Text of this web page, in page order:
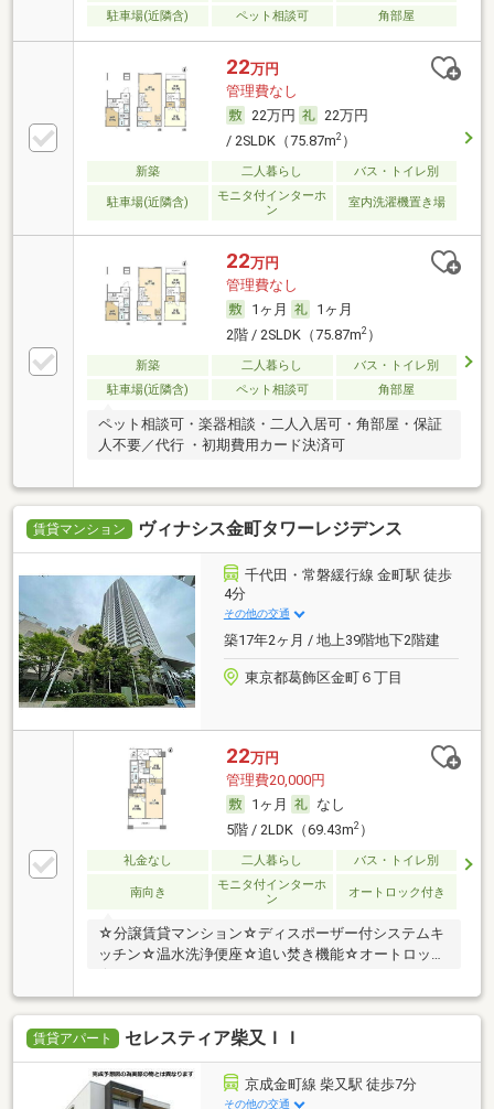
駐車場(近隣含)
ペット相談可 角部屋
22万円
管理費なし
22万円
22万円
/ 2SLDK（75.87m2）
新築 二人暮らし バス・トイレ別
駐車場(近隣含)
モニタ付インターホ
ン
室内洗濯機置き場
22万円
管理費なし
1ヶ月
1ヶ月
2階 / 2SLDK（75.87m2）
新築 二人暮らし
バス・トイレ別
駐車場(近隣含)
ペット相談可 角部屋
ペット相談可・楽器相談・二人入居可・角部屋・保証
人不要／代行 ・初期費用カード決済可
賃貸マンション ヴィナシス金町タワーレジデンス
千代田・常磐緩行線 金町駅 徒歩
4分
その他の交通
築17年2ヶ月 / 地上39階地下2階建
東京都葛飾区金町６丁目
22万円
管理費20,000円
1ヶ月
なし
5階 / 2LDK（69.43m2）
礼金なし 二人暮らし バス・トイレ別
南向き
モニタ付インターホ
ン
オートロック付き
☆分譲賃貸マンション☆ディスポーザー付システムキ
ッチン☆温水洗浄便座☆追い焚き機能☆オートロック
賃貸アパート セレスティア柴又ＩＩ
京成金町線 柴又駅 徒歩7分
その他の交通